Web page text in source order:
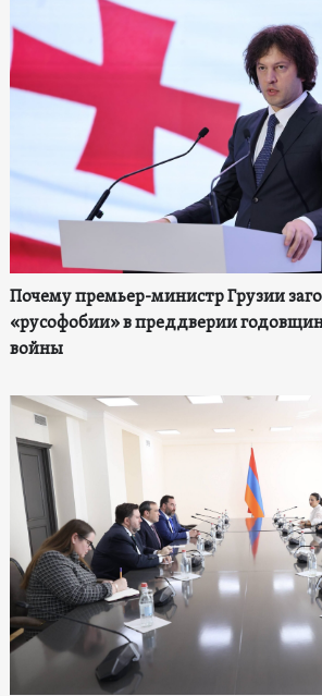
Почему премьер-министр Грузии
«русофобии» в преддверии
войны